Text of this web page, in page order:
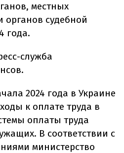
местных
органов судебной
года.
служба
2024 года в Украине
к оплате труда в
оплаты труда
В соответствии с
министерство